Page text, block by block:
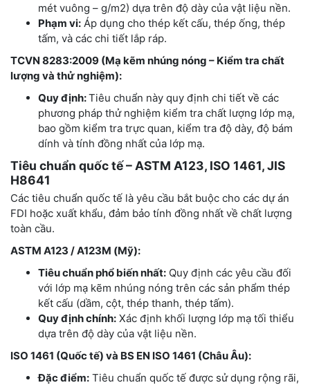
mét vuông – g/m2) dựa trên độ dày của vật liệu nền.
Phạm vi: Áp dụng cho thép kết cấu, thép ống, thép
tấm, và các chi tiết lắp ráp.
TCVN 8283:2009 (Mạ kẽm nhúng nóng – Kiểm tra chất
lượng và thử nghiệm):
Quy định:Tiêu chuẩn này quy định chi tiết về các
phương pháp thử nghiệm kiểm tra chất lượng lớp mạ,
bao gồm kiểm tra trực quan, kiểm tra độ dày, độ bám
dính và tính đồng nhất của lớp mạ.
Tiêu chuẩn quốc tế – ASTM A123, ISO 1461, JIS
H8641
Các tiêu chuẩn quốc tế là yêu cầu bắt buộc cho các dự án
FDI hoặc xuất khẩu, đảm bảo tính đồng nhất về chất lượng
toàn cầu.
ASTM A123 / A123M (Mỹ):
Tiêu chuẩn phổ biến nhất: Quy định các yêu cầu đối
với lớp mạ kẽm nhúng nóng trên các sản phẩm thép
kết cấu (dầm, cột, thép thanh, thép tấm).
Quy định chính: Xác định khối lượng lớp mạ tối thiểu
dựa trên độ dày của vật liệu nền.
ISO 1461 (Quốc tế) và BS EN ISO 1461 (Châu Âu):
Đặc điểm: Tiêu chuẩn quốc tế được sử dụng rộng rãi,